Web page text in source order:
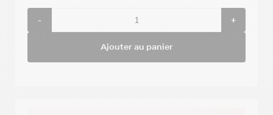
- +
Ajouter au panier